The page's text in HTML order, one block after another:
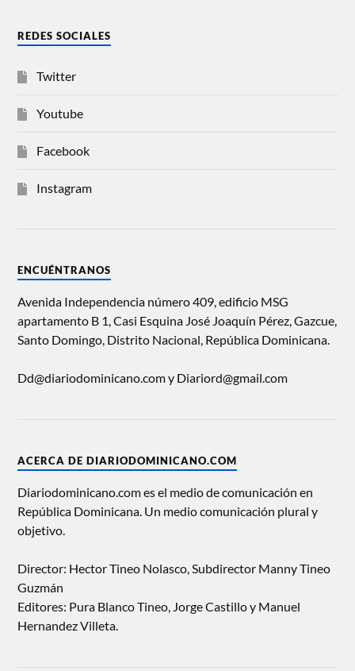
REDES SOCIALES
Twitter
Youtube
Facebook
Instagram
ENCUÉNTRANOS
Avenida Independencia número 409, edificio MSG
apartamento B 1, Casi Esquina José Joaquín Pérez, Gazcue,
Santo Domingo, Distrito Nacional, República Dominicana.
Dd@diariodominicano.com y Diariord@gmail.com
ACERCA DE DIARIODOMINICANO.COM
Diariodominicano.com es el medio de comunicación en
República Dominicana. Un medio comunicación plural y
objetivo.
Director: Hector Tineo Nolasco, Subdirector Manny Tineo
Guzmán
Editores: Pura Blanco Tineo, Jorge Castillo y Manuel
Hernandez Villeta.